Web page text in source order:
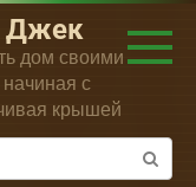
Джек
дом своими
с
крышей